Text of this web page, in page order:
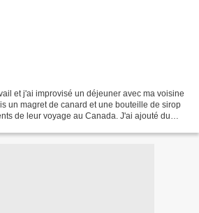
et j'ai improvisé un déjeuner avec ma voisine
un magret de canard et une bouteille de sirop
de leur voyage au Canada. J'ai ajouté du